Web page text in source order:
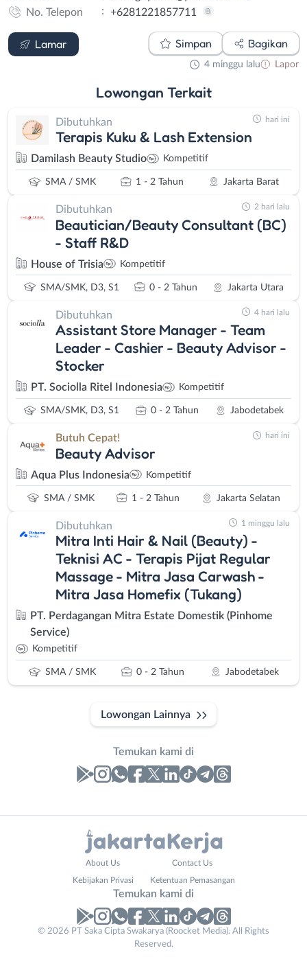
No. Telepon
: +6281221857711
Lamar
Email WhatsApp
Simpan Bagikan
4 minggu lalu Lapor
Lowongan Terkait
Dibutuhkan
Terapis Kuku & Lash Extension
Damilash Beauty Studio Kompetitif
SMA / SMK 1 - 2 Tahun Jakarta Barat
hari ini
Dibutuhkan
Beautician/Beauty Consultant (BC)
- Staff R&D
House of Trisia Kompetitif
SMA/SMK, D3, S1 0 - 2 Tahun Jakarta Utara
2 hari lalu
Dibutuhkan
Assistant Store Manager - Team
Leader - Cashier - Beauty Advisor -
Stocker
PT. Sociolla Ritel Indonesia Kompetitif
SMA/SMK, D3, S1 0 - 2 Tahun Jabodetabek
4 hari lalu
Butuh Cepat!
Beauty Advisor
Aqua Plus Indonesia Kompetitif
SMA / SMK 1 - 2 Tahun Jakarta Selatan
hari ini
Dibutuhkan
Mitra Inti Hair & Nail (Beauty) -
Teknisi AC - Terapis Pijat Regular
Massage - Mitra Jasa Carwash -
Mitra Jasa Homefix (Tukang)
PT. Perdagangan Mitra Estate Domestik (Pinhome
Service)
Kompetitif
SMA / SMK 0 - 2 Tahun Jabodetabek
1 minggu lalu
Lowongan Lainnya
Temukan kami di
No. Telp /
About Us Contact Us
Kebijakan Privasi Ketentuan Pemasangan
Temukan kami di
© 2026 PT Saka Cipta Swakarya (Roocket Media). All Rights
Reserved.